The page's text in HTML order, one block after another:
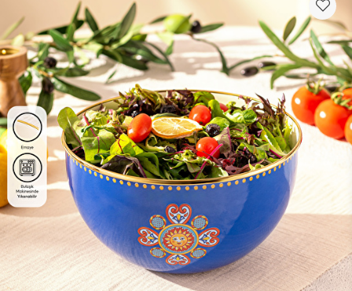
Sepete eklemeye devam etmek ister
misiniz?
Sepete eklemek üzere olduğunuz ürün, fotoğrafından
farklı renk ve desende gönderilebilir.
Sepete Ekle Geri Dön
Seçtiğiniz ürün(ler) sepete eklendi
ALIŞVERİŞE DEVAM ET
SEPETE GİT